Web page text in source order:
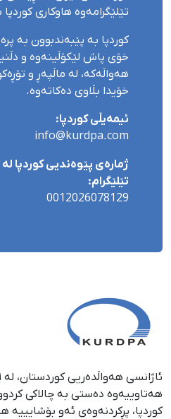
تێلێگرامەوە هاوکاری
کوردپا بە پێبەندبوون بە
خۆی پاش لێکۆڵینەوە و
هەواڵەکە، لە ماڵپەڕ و
خۆیدا بڵاوی دەکاتەوە.
ئیمەیڵی کوردپا:
info@kurdpa.com
ژمارەی پێوەندیی کوردپا
تێلێگرام:
0012026078129
هەتاوییەوە دەستی بە چالاکی
كوردپا، پڕكردنەوەی ئەو بۆشایییە